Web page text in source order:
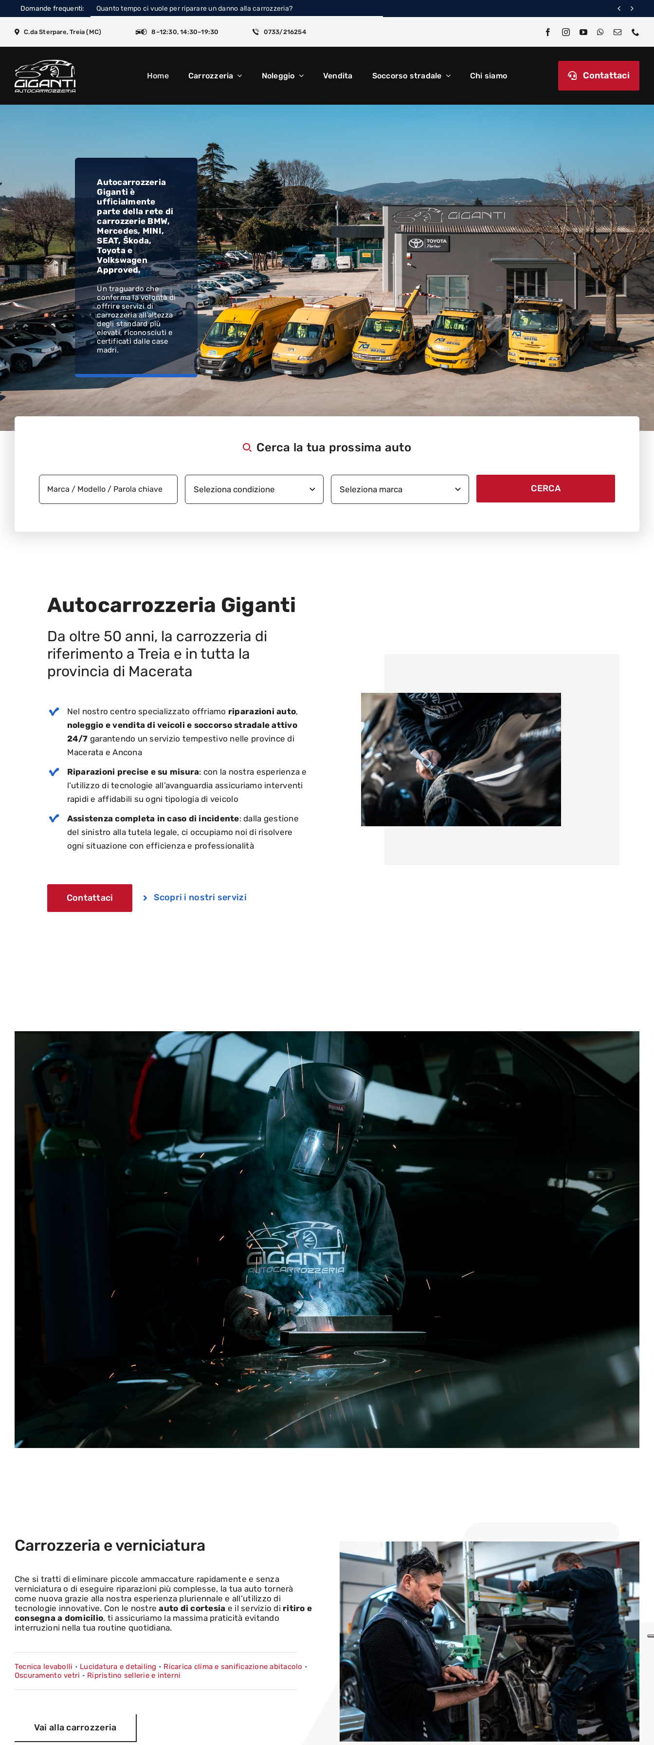
Domande frequenti: Quanto tempo ci vuole per riparare un danno alla carrozzeria?  
C.da Sterpare, Treia (MC) 8–12:30, 14:30–19:30 0733/216254
Home Carrozzeria Noleggio Vendita Soccorso stradale Chi siamo Contattaci
Autocarrozzeria
Giganti è
ufficialmente
parte della rete di
carrozzerie BMW,
Mercedes, MINI,
SEAT, Škoda,
Toyota e
Volkswagen
Approved.
Un traguardo che
conferma la volontà di
offrireservizi di
carrozzeria all’altezza
degli standard più
elevati, riconosciuti e
certificati dalle case
madri.
Cerca la tua prossima auto
CERCA
Autocarrozzeria Giganti
Da oltre 50 anni, la carrozzeria di
riferimento a Treia e in tutta la
provincia di Macerata
Nel nostro centro specializzato offriamo riparazioni auto,
noleggio e vendita di veicoli e soccorso stradale attivo
24/7 garantendo un servizio tempestivo nelle province di
Macerata e Ancona
Riparazioni precise e su misura: con la nostra esperienza e
l’utilizzo di tecnologie all’avanguardia assicuriamo interventi
rapidi e affidabili su ogni tipologia di veicolo
Assistenza completa in caso di incidente: dalla gestione
del sinistro alla tutela legale, ci occupiamo noi di risolvere
ogni situazione con efficienza e professionalità
Contattaci Scopri i nostri servizi
Carrozzeria e verniciatura
Che si tratti di eliminare piccole ammaccature rapidamente e senza
verniciatura o di eseguire riparazioni più complesse, la tua auto tornerà
come nuova grazie alla nostra esperienza pluriennale e all’utilizzo di
tecnologie innovative. Con le nostreauto di cortesia e il servizio di ritiro e
consegna a domicilio, ti assicuriamo la massima praticità evitando
interruzioni nella tua routine quotidiana.
Tecnica levabolli • Lucidatura e detailing • Ricarica clima e sanificazione abitacolo •
Oscuramento vetri • Ripristino sellerie e interni
Vai alla carrozzeria